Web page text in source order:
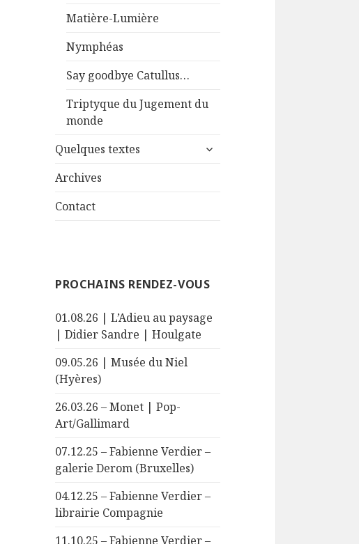
Matière-Lumière
Nymphéas
Say goodbye Catullus…
Triptyque du Jugement du
monde
Quelques textes
ouvrir
Archives
Contact
PROCHAINS RENDEZ-VOUS
01.08.26 | L’Adieu au paysage
| Didier Sandre | Houlgate
09.05.26 | Musée du Niel
(Hyères)
26.03.26 – Monet | Pop-
Art/Gallimard
07.12.25 – Fabienne Verdier –
galerie Derom (Bruxelles)
04.12.25 – Fabienne Verdier –
librairie Compagnie
11.10.25 – Fabienne Verdier –